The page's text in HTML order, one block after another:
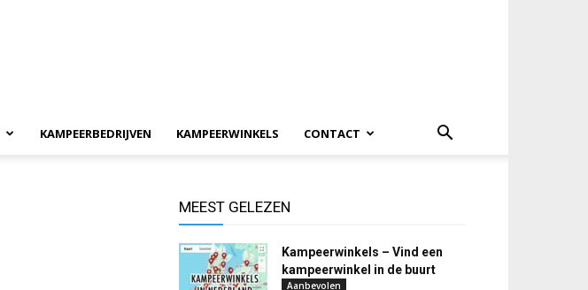
KAMPEERBEDRIJVEN KAMPEERWINKELS CONTACT
MEEST GELEZEN
Kampeerwinkels – Vind een
kampeerwinkel in de buurt
Aanbevolen